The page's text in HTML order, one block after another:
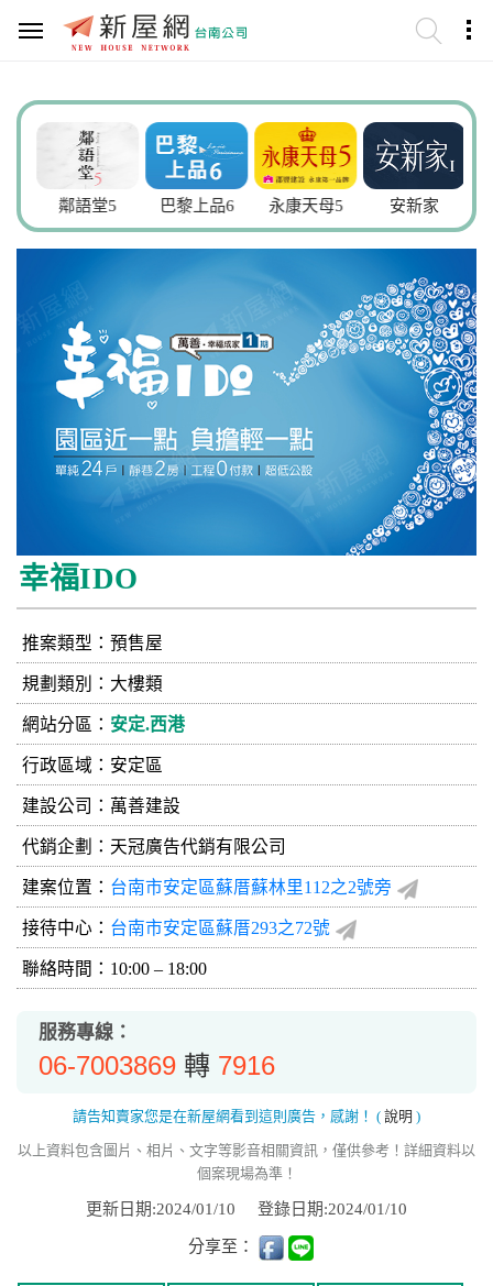
鄰語堂5 巴黎上品6 永康天母5 安新家
幸福IDO
推案類型：預售屋
規劃類別：大樓類
網站分區： 安定.西港
行政區域：安定區
建設公司： 萬善建設
代銷企劃：天冠廣告代銷有限公司
建案位置： 台南市安定區蘇厝蘇林里112之2號旁
接待中心： 台南市安定區蘇厝293之72號
聯絡時間：10:00 – 18:00
服務專線：
06-7003869 轉 7916
請告知賣家您是在新屋網看到這則廣告，感謝！ ( 說明 )
以上資料包含圖片、相片、文字等影音相關資訊，僅供參考！詳細資料以
個案現場為準！
更新日期:2024/01/10 登錄日期:2024/01/10
分享至：